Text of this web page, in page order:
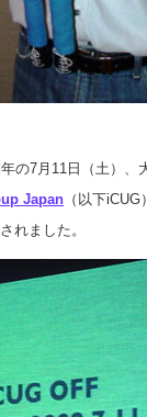
の7月11日（土）、
Japan （以下iCUG
れました。